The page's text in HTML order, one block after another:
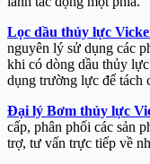
Lọc dầu thủy lực
nguyên lý sử dụng các
khi có dòng dầu thủy
dụng trường lực để tách
Đại lý Bơm thủy lực
cấp, phân phối các sản
trợ, tư vấn trực tiếp về